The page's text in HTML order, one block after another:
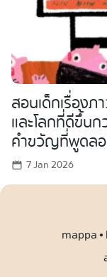
Search
สอนเด็กเรื่องภ
และโลกที่ดีขึ้นก
คำขวัญที่พูดล
7 Jan 2026
mappa